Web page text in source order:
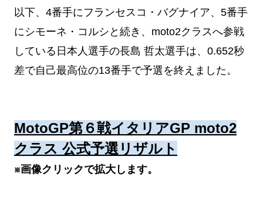
以下、4番手にフランセスコ・バグナイア、5番手
にシモーネ・コルシと続き、moto2クラスへ参戦
している日本人選手の長島 哲太選手は、0.652秒
差で自己最高位の13番手で予選を終えました。
MotoGP第６戦イタリアGP moto2
クラス 公式予選リザルト
※画像クリックで拡大します。